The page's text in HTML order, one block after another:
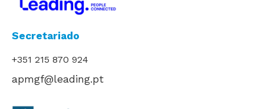
Secretariado
+351 215 870 924
apmgf@leading.pt